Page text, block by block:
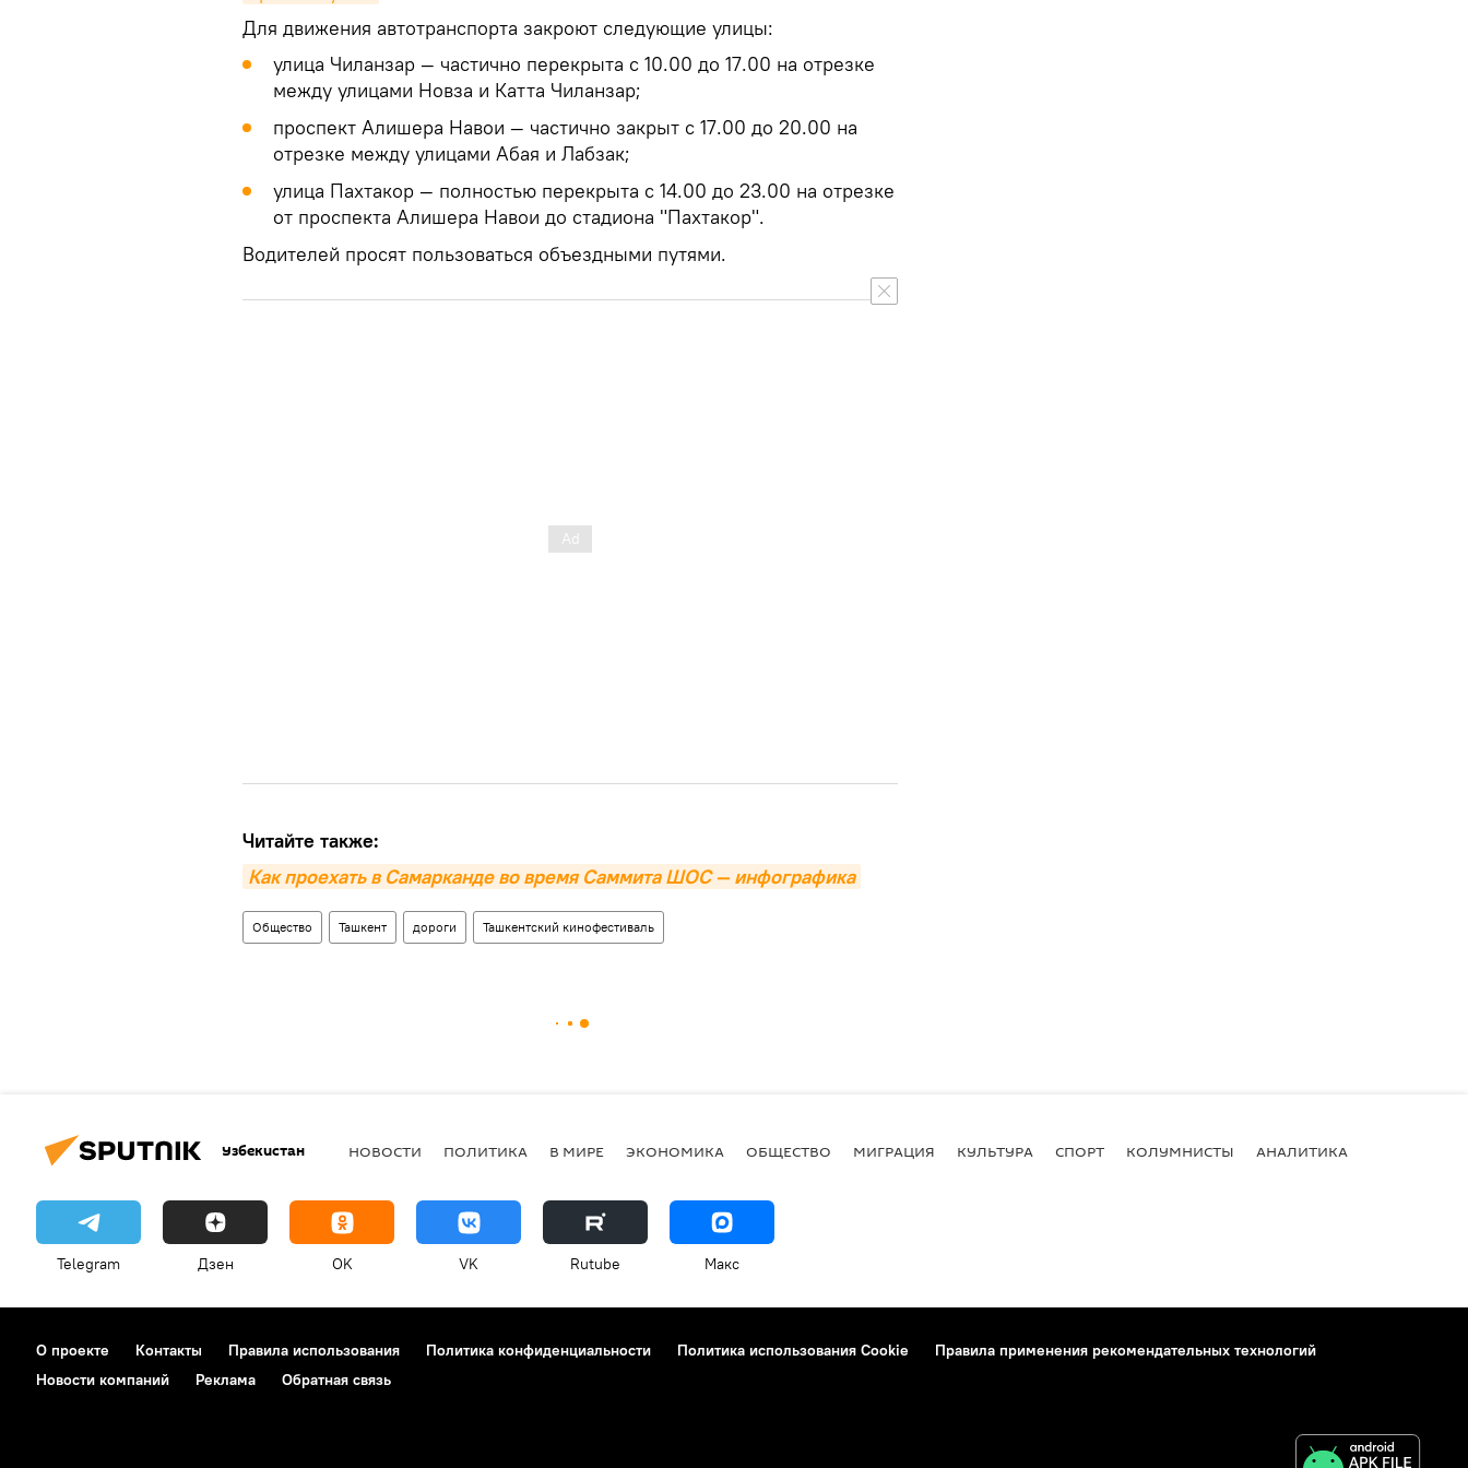
Для движения автотранспорта закроют следующие улицы:
улица Чиланзар — частично перекрыта с 10.00 до 17.00 на отрезке
между улицами Новза и Катта Чиланзар;
проспект Алишера Навои — частично закрыт с 17.00 до 20.00 на
отрезке между улицами Абая и Лабзак;
улица Пахтакор — полностью перекрыта с 14.00 до 23.00 на отрезке
от проспекта Алишера Навои до стадиона "Пахтакор".
Водителей просят пользоваться объездными путями.
Читайте также:
Как проехать в Самарканде во время Саммита ШОС — инфографика
Общество Ташкент дороги Ташкентский кинофестиваль
Узбекистан НОВОСТИ ПОЛИТИКА В МИРЕ ЭКОНОМИКА ОБЩЕСТВО МИГРАЦИЯ КУЛЬТУРА СПОРТ КОЛУМНИСТЫ АНАЛИТИКА
Telegram Дзен OK VK Rutube Макс
О проекте Контакты Правила использования Политика конфиденциальности Политика использования Cookie
Правила применения рекомендательных технологий
Новости компаний
Реклама Обратная связь